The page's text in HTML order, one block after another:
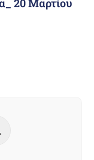
20 Μαρτίου